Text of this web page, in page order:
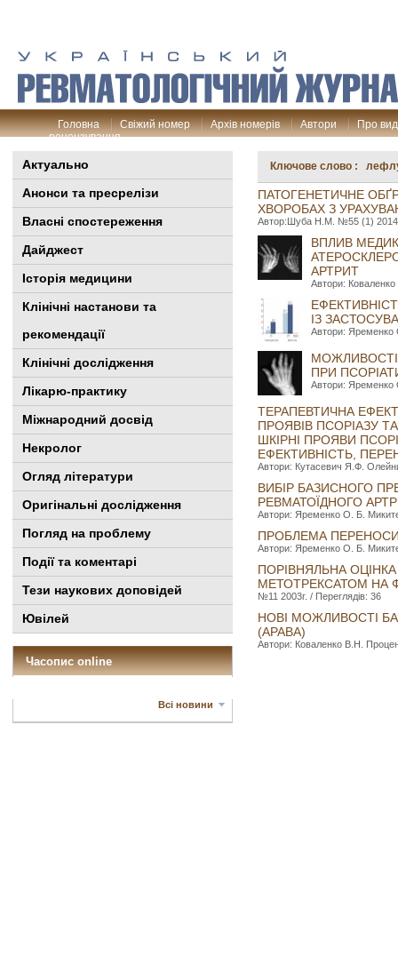
Головна Свіжий номер Архів номерів Автори
Про
рецензування
Актуально
Анонси та пресрелізи
Власні спостереження
Дайджест
Історія медицини
Клінiчні настанови та
рекомендації
Клінічні дослідження
Лікарю-практику
Міжнародний досвід
Некролог
Огляд літератури
Оригінальні дослідження
Погляд на проблему
Події та коментарі
Тези наукових доповідей
Ювілей
Часопис online
Всі новини
Ключове слово :
ПАТОГЕНЕТИЧНЕ
ХВОРОБАХ З
Автор:Шуба Н.М. №55 (1) 2014
ВПЛИВ
АРТРИТ
Автори:
ІЗ
Автори: Яременко
МОЖЛИВОСТІ
ПРИ
Автори: Яременко
ТЕРАПЕВТИЧНА
ПРОЯВІВ ПСОРІАЗУ
ШКІРНІ ПРОЯВИ
ЕФЕКТИВНІСТЬ,
Автори: Кутасевич Я.Ф.
ВИБІР БАЗИСНОГО
РЕВМАТОЇДНОГО
Автори: Яременко О. Б.
ПРОБЛЕМА
Автори: Яременко О. Б.
ПОРІВНЯЛЬНА
МЕТОТРЕКСАТОМ НА
№11 2003г. / Переглядів: 36
НОВІ МОЖЛИВОСТІ
(АРАВА)
Автори: Коваленко В.Н.